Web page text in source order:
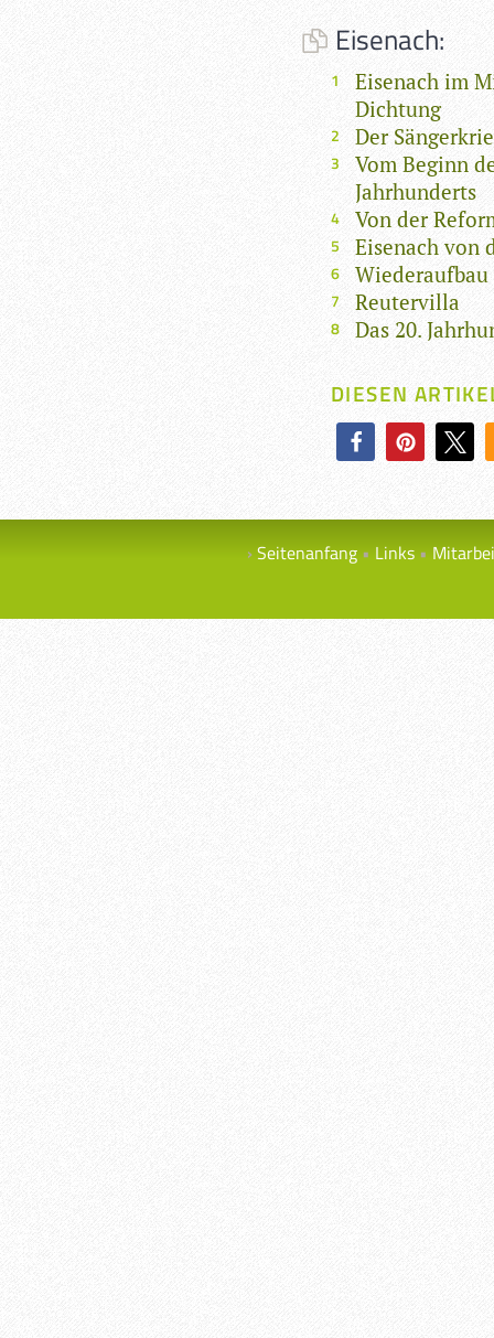
Eisenach:
Eisenach im
Dichtung
Der
Vom Beginn
Jahrhunderts
Von der
Eisenach von
Reutervilla
Das 20.
DIESEN
Seitenanfang Links